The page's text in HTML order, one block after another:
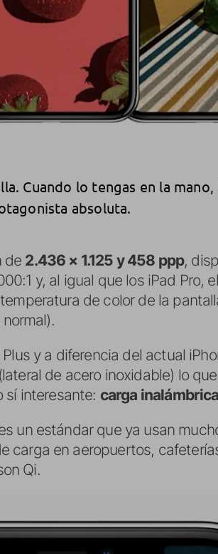
Cuando lo tengas en la mano,
absoluta.
de 2.436 × 1.125 y 458 ppp,
y, al igual que los iPad Pro,
de color de la
y a diferencia del actual
(lateral de acero inoxidable) lo
sí interesante: carga
un estándar que ya usan
carga en aeropuertos,
Qi.